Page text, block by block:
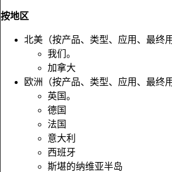
按地区
北美（按产品、类型、应用、最终
我们。
加拿大
欧洲（按产品、类型、应用、最终
英国。
德国
法国
意大利
西班牙
斯堪的纳维亚半岛